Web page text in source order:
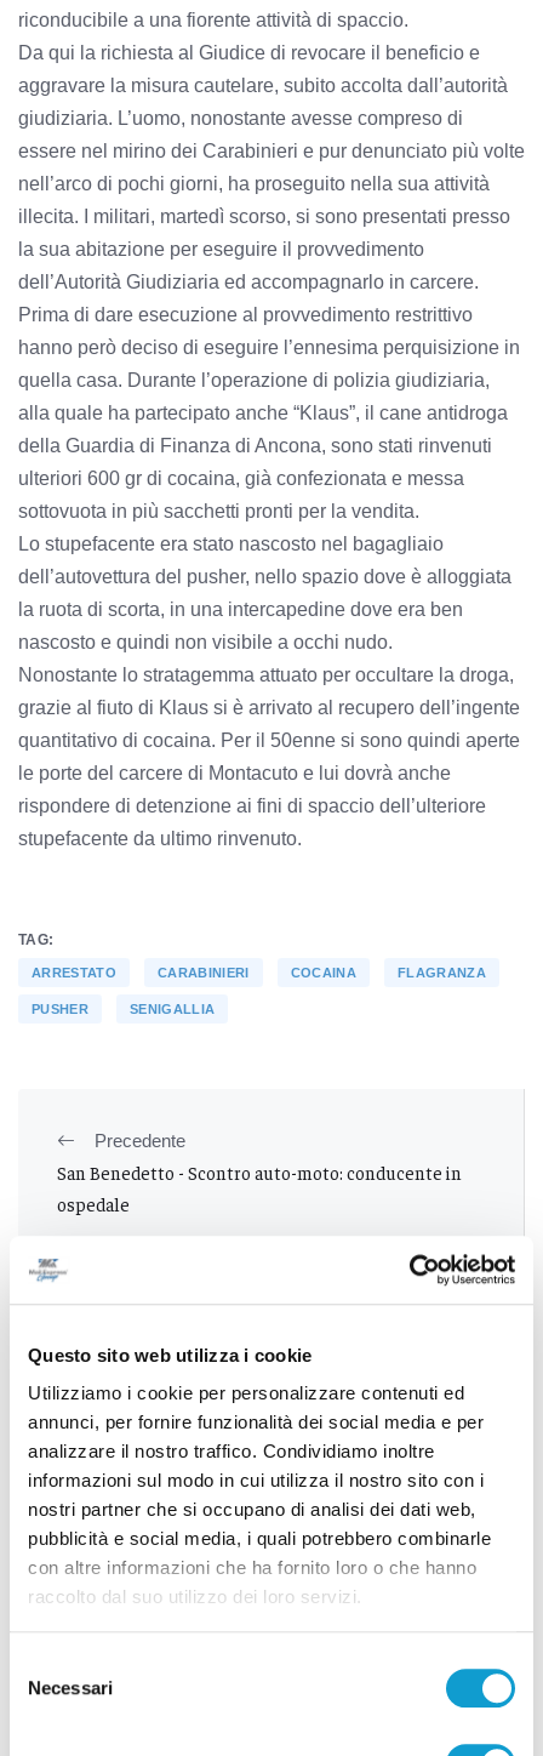
Questo sito web utilizza i cookie
Utilizziamo i cookie per personalizzare contenuti ed
annunci, per fornire funzionalità dei social media e per
analizzare il nostro traffico. Condividiamo inoltre
informazioni sul modo in cui utilizza il nostro sito con i
nostri partner che si occupano di analisi dei dati web,
pubblicità e social media, i quali potrebbero combinarle
con altre informazioni che ha fornito loro o che hanno
raccolto dal suo utilizzo dei loro servizi.
delNecessari
riconducibile a una fiorente attività di spaccio.
Da qui la richiesta al Giudice di revocare il beneficio e
aggravare la misura cautelare, subito accolta dall’autorità
giudiziaria. L’uomo, nonostante avesse compreso di
essere nel mirino dei Carabinieri e pur denunciato più volte
nell’arco di pochi giorni, ha proseguito nella sua attività
illecita. I militari, martedì scorso, si sono presentati presso
la sua abitazione per eseguire il provvedimento
dell’Autorità Giudiziaria ed accompagnarlo in carcere.
Prima di dare esecuzione al provvedimento restrittivo
hanno però deciso di eseguire l’ennesima perquisizione in
quella casa. Durante l’operazione di polizia giudiziaria,
alla quale ha partecipato anche “Klaus”, il cane antidroga
della Guardia di Finanza di Ancona, sono stati rinvenuti
ulteriori 600 gr di cocaina, già confezionata e messa
sottovuota in più sacchetti pronti per la vendita.
Lo stupefacente era stato nascosto nel bagagliaio
dell’autovettura del pusher, nello spazio dove è alloggiata
la ruota di scorta, in una intercapedine dove era ben
nascosto e quindi non visibile a occhi nudo.
Nonostante lo stratagemma attuato per occultare la droga,
grazie al fiuto di Klaus si è arrivato al recupero dell’ingente
quantitativo di cocaina. Per il 50enne si sono quindi aperte
le porte del carcere di Montacuto e lui dovrà anche
rispondere di detenzione ai fini di spaccio dell’ulteriore
stupefacente da ultimo rinvenuto.
TAG:
ARRESTATO CARABINIERI COCAINA FLAGRANZA
PUSHER SENIGALLIA
Precedente
San Benedetto - Scontro auto-moto: conducente in
ospedale
Successivo
Tutti gli articoli
Correlati